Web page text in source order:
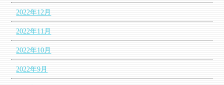
2022年12月
2022年11月
2022年10月
2022年9月